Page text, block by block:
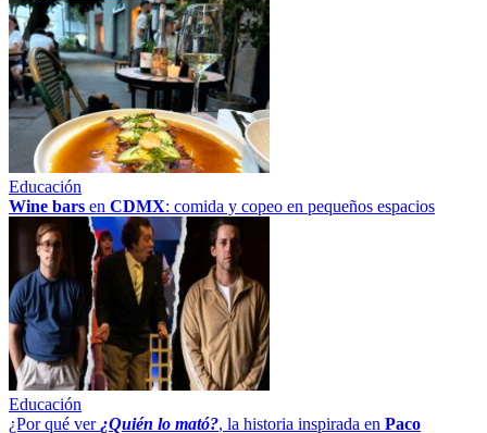
Educación
Wine bars en CDMX: comida y copeo en pequeños espacios
Educación
¿Por qué ver ¿Quién lo mató?, la historia inspirada en Paco